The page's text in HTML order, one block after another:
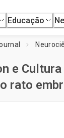
Educação
e
rato